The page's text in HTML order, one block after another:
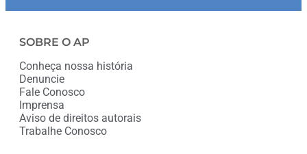
SOBRE O AP
Conheça nossa história
Denuncie
Fale Conosco
Imprensa
Aviso de direitos autorais
Trabalhe Conosco